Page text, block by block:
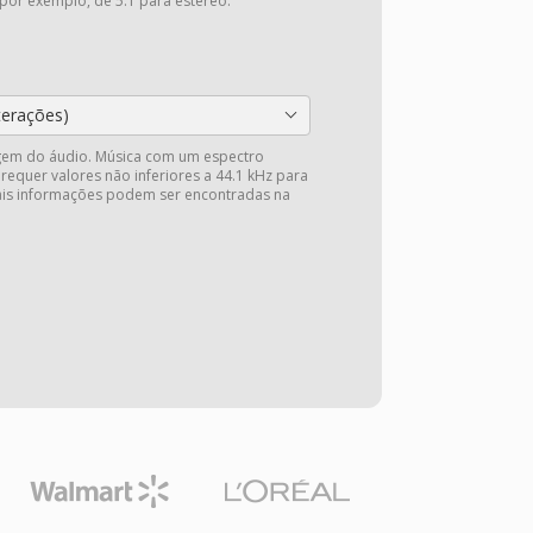
do áudio. Música com um espectro
valores não inferiores a 44.1 kHz para
informações podem ser encontradas na